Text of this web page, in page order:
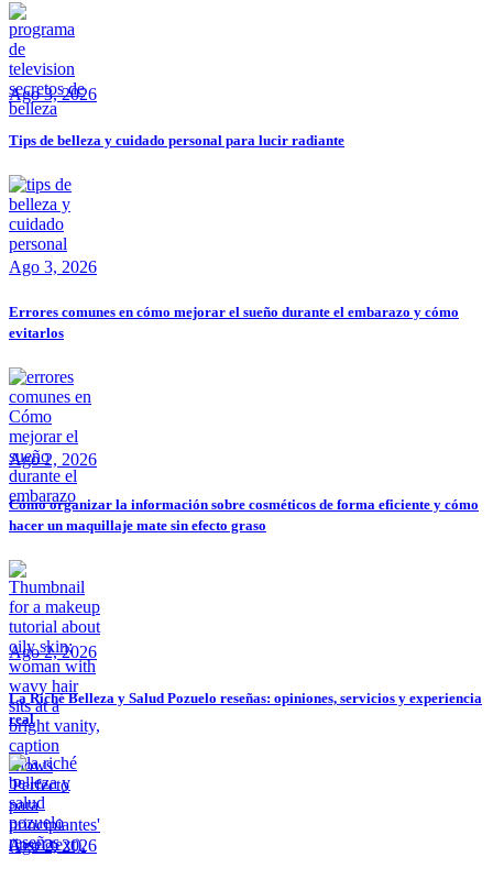
Ago 3, 2026
Tips de belleza y cuidado personal para lucir radiante
Ago 3, 2026
Errores comunes en cómo mejorar el sueño durante el embarazo y cómo
evitarlos
Ago 2, 2026
Cómo organizar la información sobre cosméticos de forma eficiente y cómo
hacer un maquillaje mate sin efecto graso
Ago 2, 2026
La Riché Belleza y Salud Pozuelo reseñas: opiniones, servicios y experiencia
real
Ago 2, 2026